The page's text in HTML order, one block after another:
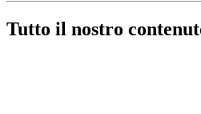
Tutto il nostro